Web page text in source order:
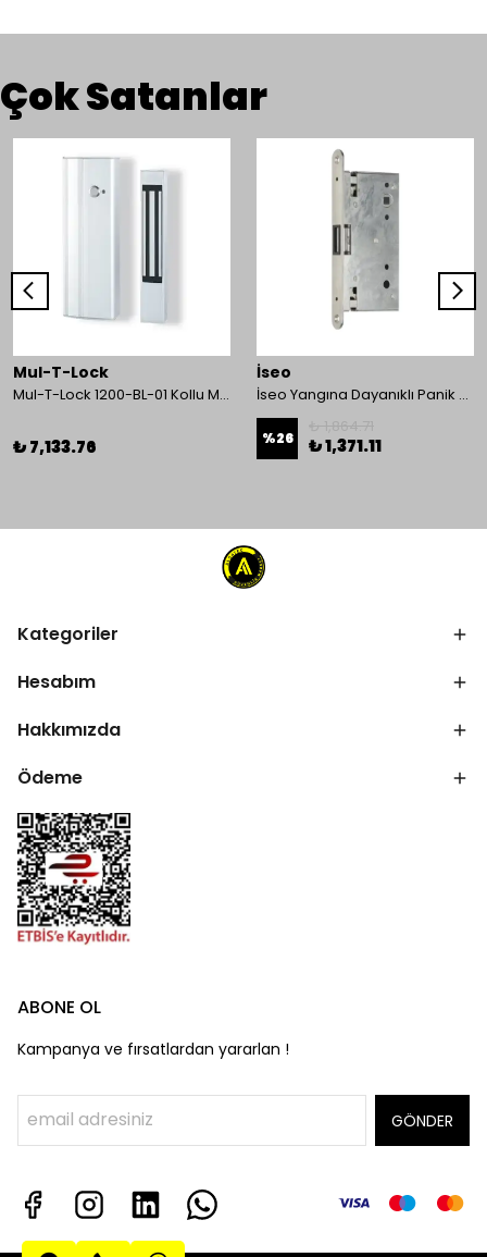
Çok Satanlar
Mul-T-Lock
Mul-T-Lock 1200-BL-01 Kollu Manyetik Kilit 272 kg 600 Lbs
₺ 7,133.76
İseo
İseo Yangına Dayanıklı Panik Fonksiyonlu Pasif Kanat İçin Gömme Kilit
%26 ₺ 1,371.11
Kategoriler
Hesabım
Hakkımızda
Ödeme
ABONE OL
Kampanya ve fırsatlardan yararlan !
GÖNDER